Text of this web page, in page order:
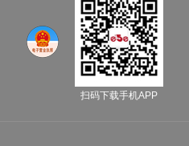
扫码下载手机APP